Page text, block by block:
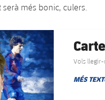
més bonic, culers.
Vols
MÉS
DATA DE